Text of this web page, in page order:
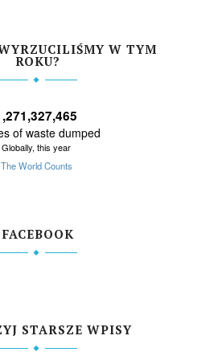
W TYM
ROKU?
FACEBOOK
STARSZE WPISY